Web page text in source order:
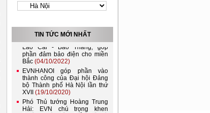
TIN TỨC MỚI NHẤT
Việt Nam và Lào nên kết nối
(21/11/2022)
Đóng điện đường dây 220kV
Lào Cai - Bảo Thắng, góp
phần đảm bảo điện cho miền
Bắc(04/10/2022)
EVNHANOI góp phần vào
thành công của Đại hội Đảng
bộ Thành phố Hà Nội lần thứ
XVII (19/10/2020)
Phó Thủ tướng Hoàng Trung
Hải: EVN chú trọng khen
thưởng các tập thể nhỏ và